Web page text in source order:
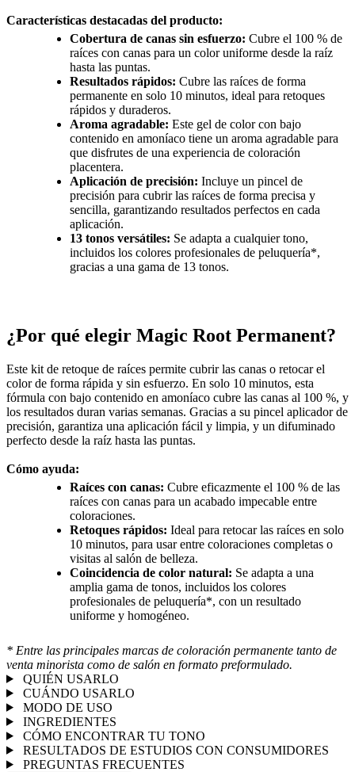
Características destacadas del producto:
Cobertura de canas sin esfuerzo: Cubre el 100 % de
raíces con canas para un color uniforme desde la raíz
hasta las puntas.
Resultados rápidos: Cubre las raíces de forma
permanente en solo 10 minutos, ideal para retoques
rápidos y duraderos.
Aroma agradable: Este gel de color con bajo
contenido en amoníaco tiene un aroma agradable para
que disfrutes de una experiencia de coloración
placentera.
Aplicación de precisión: Incluye un pincel de
precisión para cubrir las raíces de forma precisa y
sencilla, garantizando resultados perfectos en cada
aplicación.
13 tonos versátiles: Se adapta a cualquier tono,
incluidos los colores profesionales de peluquería*,
gracias a una gama de 13 tonos.
¿Por qué elegir Magic Root Permanent?
Este kit de retoque de raíces permite cubrir las canas o retocar el
color de forma rápida y sin esfuerzo. En solo 10 minutos, esta
fórmula con bajo contenido en amoníaco cubre las canas al 100 %, y
los resultados duran varias semanas. Gracias a su pincel aplicador de
precisión, garantiza una aplicación fácil y limpia, y un difuminado
perfecto desde la raíz hasta las puntas.
Cómo ayuda:
Raíces con canas: Cubre eficazmente el 100 % de las
raíces con canas para un acabado impecable entre
coloraciones.
Retoques rápidos: Ideal para retocar las raíces en solo
10 minutos, para usar entre coloraciones completas o
visitas al salón de belleza.
Coincidencia de color natural: Se adapta a una
amplia gama de tonos, incluidos los colores
profesionales de peluquería*, con un resultado
uniforme y homogéneo.
* Entre las principales marcas de coloración permanente tanto de
venta minorista como de salón en formato preformulado.
QUIÉN USARLO
CUÁNDO USARLO
MODO DE USO
INGREDIENTES
CÓMO ENCONTRAR TU TONO
RESULTADOS DE ESTUDIOS CON CONSUMIDORES
PREGUNTAS FRECUENTES